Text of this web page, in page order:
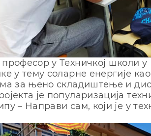
у Техничкој школи
у тему соларне енергије
за њено складиштење и
је популаризација
– Направи сам, који је у